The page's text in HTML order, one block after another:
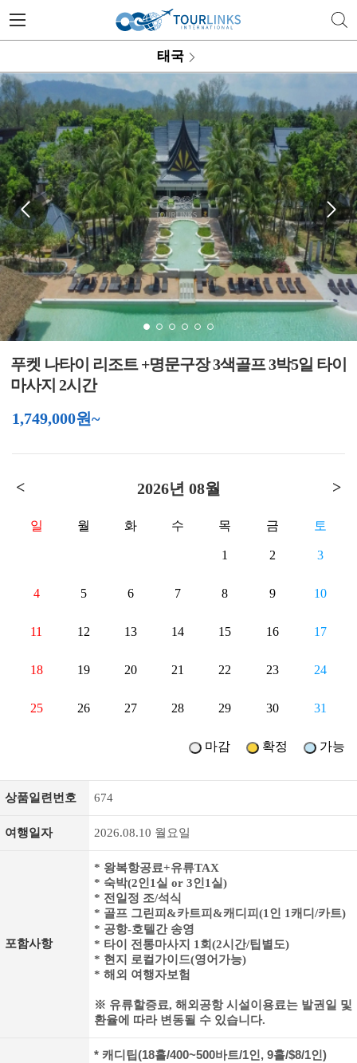
투어링스 | 행복한 골프 여행의
태국
푸켓 나타이 리조트 +명문구장 3색골프 3박5일 타이
마사지 2시간
1,749,000원~
< 2026년 08월 >
일 월 화 수 목 금 토
1 2 3
4 5 6 7 8 9 10
11 12 13 14 15 16 17
18 19 20 21 22 23 24
25 26 27 28 29 30 31
가능
확정
마감
상품일련번호 674
여행일자 2026.08.10 월요일
포함사항
* 왕복항공료+유류TAX
* 숙박(2인1실 or 3인1실)
* 전일정 조/석식
* 골프 그린피&카트피&캐디피(1인 1캐디/카트)
* 공항-호텔간 송영
* 타이 전통마사지 1회(2시간/팁별도)
* 현지 로컬가이드(영어가능)
* 해외 여행자보험
※ 유류할증료, 해외공항 시설이용료는 발권일 및
환율에 따라 변동될 수 있습니다.
* 캐디팁(18홀/400~500바트/1인, 9홀/$8/1인)